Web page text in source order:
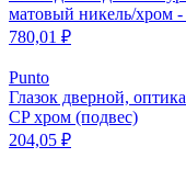
матовый никель/хром -
780,01 ₽
Punto
Глазок дверной,
CP хром (подвес)
204,05 ₽